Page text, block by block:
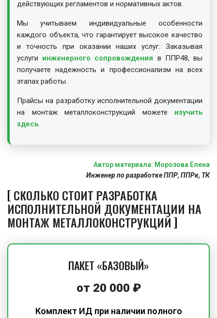
действующих регламентов и нормативных актов.
Мы учитываем индивидуальные особенности
каждого объекта, что гарантирует высокое качество
и точность при оказании наших услуг. Заказывая
услуги инженерного сопровождения в ППР48, вы
получаете надежность и профессионализм на всех
этапах работы.
Прайсы на разработку исполнительной документации
на монтаж металлоконструкций можете изучить
здесь.
Автор материала: Морозова Елена
Инженер по разработке ППР, ППРк, ТК
СКОЛЬКО СТОИТ РАЗРАБОТКА
ИСПОЛНИТЕЛЬНОЙ ДОКУМЕНТАЦИИ НА
МОНТАЖ МЕТАЛЛОКОНСТРУКЦИЙ
ПАКЕТ «БАЗОВЫЙ»
от 20 000 ₽
Комплект ИД при наличии полного